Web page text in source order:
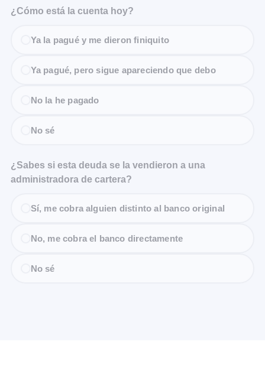
¿Cómo está la cuenta hoy?
Ya la pagué y me dieron finiquito
Ya pagué, pero sigue apareciendo que debo
No la he pagado
No sé
¿Sabes si esta deuda se la vendieron a una
administradora de cartera?
Sí, me cobra alguien distinto al banco original
No, me cobra el banco directamente
No sé